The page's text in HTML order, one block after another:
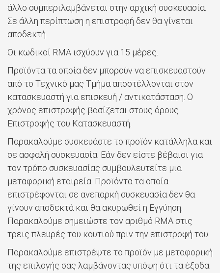
άλλο συμπεριλαμβάνεται στην αρχική συσκευασία.
Σε άλλη περίπτωση η επιστροφή δεν θα γίνεται
αποδεκτή.
Οι κωδικοί RMA ισχύουν για 15 μέρες.
Προϊόντα τα οποία δεν μπορούν να επισκευαστούν
από το Τεχνικό μας Τμήμα αποστέλλονται στον
κατασκευαστή για επισκευή / αντικατάσταση. Ο
χρόνος επιστροφής βασίζεται στους όρους
Επιστροφής του Κατασκευαστή.
Παρακαλούμε συσκευάστε το προϊόν κατάλληλα και
σε ασφαλή συσκευασία. Εάν δεν είστε βέβαιοι για
τον τρόπο συσκευασίας συμβουλευτείτε μια
μεταφορική εταιρεία. Προϊόντα τα οποία
επιστρέφονται σε ανεπαρκή συσκευασία δεν θα
γίνουν αποδεκτά και θα ακυρωθεί η Εγγύηση.
Παρακαλούμε σημειώστε τον αριθμό RMA στις
τρεις πλευρές του κουτιού πριν την επιστροφή του.
Παρακαλούμε επιστρέψτε το προϊόν με μεταφορική
της επιλογής σας λαμβάνοντας υπόψη ότι τα έξοδα